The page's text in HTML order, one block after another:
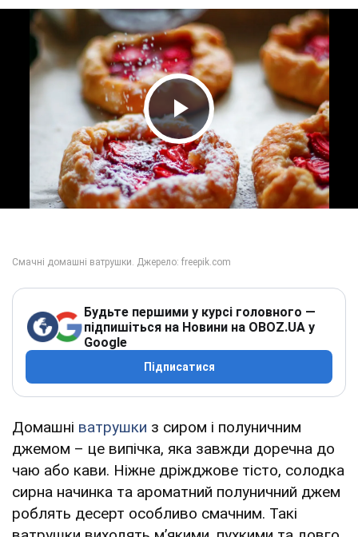
Play Video
Будьте першими у курсі головного —
підпишіться на Новини на OBOZ.UA у
Google
Підписатися
Домашні ватрушки з сиром і полуничним
джемом – це випічка, яка завжди доречна до
чаю або кави. Ніжне дріжджове тісто, солодка
сирна начинка та ароматний полуничний джем
роблять десерт особливо смачним. Такі